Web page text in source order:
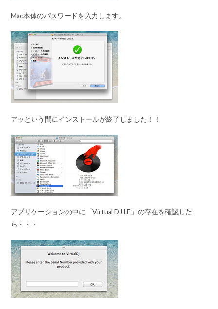
Mac本体のパスワードを入力します。
アッという間にインストールが終了しました！！
アプリケーションの中に「Virtual DJ LE」の存在を確認した
ら・・・